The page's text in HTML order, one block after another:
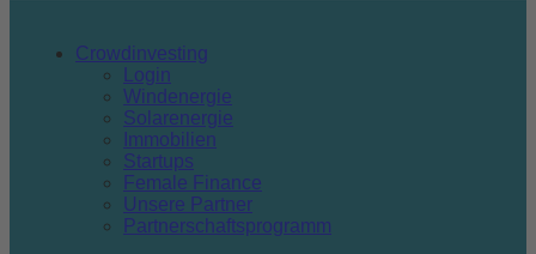
Crowdinvesting
Login
Windenergie
Solarenergie
Immobilien
Startups
Female Finance
Unsere Partner
Partnerschaftsprogramm